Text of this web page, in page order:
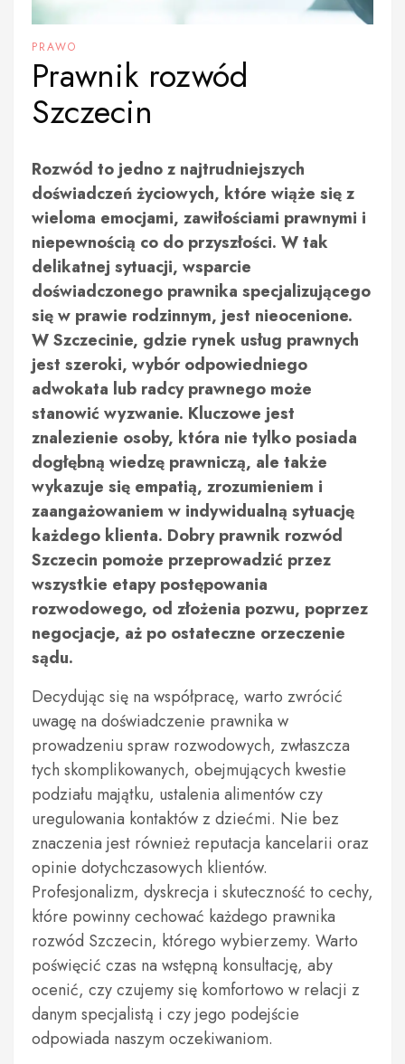
PRAWO
Prawnik rozwód
Szczecin
Rozwód to jedno z najtrudniejszych
doświadczeń życiowych, które wiąże się z
wieloma emocjami, zawiłościami prawnymi i
niepewnością co do przyszłości. W tak
delikatnej sytuacji, wsparcie
doświadczonego prawnika specjalizującego
się w prawie rodzinnym, jest nieocenione.
W Szczecinie, gdzie rynek usług prawnych
jest szeroki, wybór odpowiedniego
adwokata lub radcy prawnego może
stanowić wyzwanie. Kluczowe jest
znalezienie osoby, która nie tylko posiada
dogłębną wiedzę prawniczą, ale także
wykazuje się empatią, zrozumieniem i
zaangażowaniem w indywidualną sytuację
każdego klienta. Dobry prawnik rozwód
Szczecin pomoże przeprowadzić przez
wszystkie etapy postępowania
rozwodowego, od złożenia pozwu, poprzez
negocjacje, aż po ostateczne orzeczenie
sądu.
Decydując się na współpracę, warto zwrócić
uwagę na doświadczenie prawnika w
prowadzeniu spraw rozwodowych, zwłaszcza
tych skomplikowanych, obejmujących kwestie
podziału majątku, ustalenia alimentów czy
uregulowania kontaktów z dziećmi. Nie bez
znaczenia jest również reputacja kancelarii oraz
opinie dotychczasowych klientów.
Profesjonalizm, dyskrecja i skuteczność to cechy,
które powinny cechować każdego prawnika
rozwód Szczecin, którego wybierzemy. Warto
poświęcić czas na wstępną konsultację, aby
ocenić, czy czujemy się komfortowo w relacji z
danym specjalistą i czy jego podejście
odpowiada naszym oczekiwaniom.